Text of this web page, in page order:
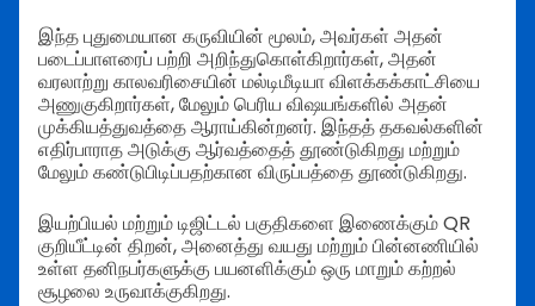
இந்த புதுமையான கருவியின் மூலம், அவர்கள் அதன்
படைப்பாளரைப் பற்றி அறிந்துகொள்கிறார்கள், அதன்
வரலாற்று காலவரிசையின் மல்டிமீடியா விளக்கக்காட்சியை
அணுகுகிறார்கள், மேலும் பெரிய விஷயங்களில் அதன்
முக்கியத்துவத்தை ஆராய்கின்றனர். இந்தத் தகவல்களின்
எதிர்பாராத அடுக்கு ஆர்வத்தைத் தூண்டுகிறது மற்றும்
மேலும் கண்டுபிடிப்பதற்கான விருப்பத்தை தூண்டுகிறது.
இயற்பியல் மற்றும் டிஜிட்டல் பகுதிகளை இணைக்கும் QR
குறியீட்டின் திறன், அனைத்து வயது மற்றும் பின்னணியில்
உள்ள தனிநபர்களுக்கு பயனளிக்கும் ஒரு மாறும் கற்றல்
சூழலை உருவாக்குகிறது.